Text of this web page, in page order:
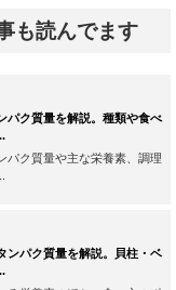
も読んでます
パク質量を解説。種類や食べ
パク質量や主な栄養素、調理
ンパク質量を解説。貝柱・ベ